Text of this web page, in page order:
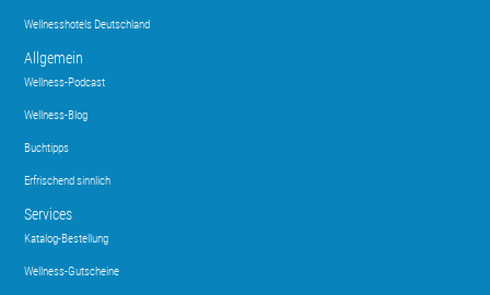
Wellnesshotels Deutschland
Allgemein
Wellness-Podcast
Wellness-Blog
Buchtipps
Erfrischend sinnlich
Services
Katalog-Bestellung
Wellness-Gutscheine